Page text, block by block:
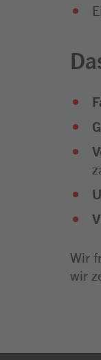
Wir
wir